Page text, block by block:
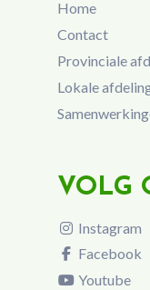
Home
Contact
Provinciale
Lokale
VOLG
Instagram
Facebook
Youtube